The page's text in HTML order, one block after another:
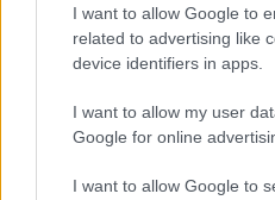
I want to allow Google to
related to advertising like
device identifiers in apps.
I want to allow my user
Google for online
I want to allow Google to